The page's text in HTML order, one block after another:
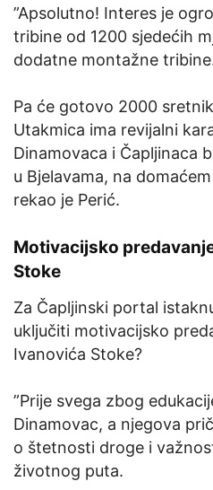
”Apsolutno! Interes je
tribine od 1200 sjedećih
dodatne montažne
Pa će gotovo 2000
Utakmica ima revijalni
Dinamovaca i Čapljinaca
u Bjelavama, na
rekao je Perić.
Motivacijsko
Stoke
Za Čapljinski portal
uključiti motivacijsko
Ivanovića Stoke?
”Prije svega zbog
Dinamovac, a njegova
o štetnosti droge i
životnog puta.